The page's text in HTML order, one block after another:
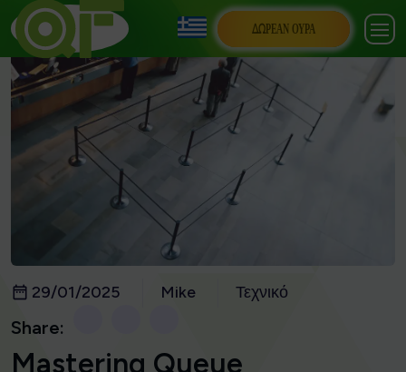
ΔΩΡΕΆΝ ΟΥΡΆ
29/01/2025 Mike Τεχνικό
Share:
Mastering Queue